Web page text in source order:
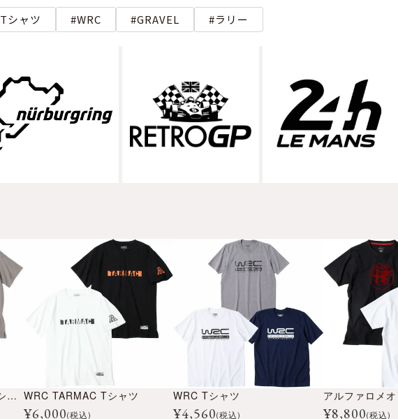
Tシャツ WRC GRAVEL ラリー
WRC ダブルアールシー Tシャツ WRC TARMAC Tシャツ
¥6,000(税込)
WRC Tシャツ
¥4,560(税込) ¥8,800(税込)